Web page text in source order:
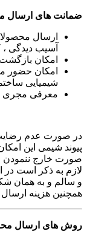
ضمانت های ارسال
ارسال
آسیب دیدگی ،
امکان
امکان حضور
شیمیایی
معرفی مجری
در صورت عدم
پیوند شیمی این
لازم به ذکر است در
و سالم و به همان
همچنین هزینه
روش های ارسال